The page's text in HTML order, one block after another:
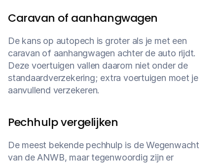
Caravan of aanhangwagen
De kans op autopech is groter als je met een
caravan of aanhangwagen achter de auto rijdt.
Deze voertuigen vallen daarom niet onder de
standaardverzekering; extra voertuigen moet je
aanvullend verzekeren.
Pechhulp vergelijken
De meest bekende pechhulp is de Wegenwacht
van de ANWB, maar tegenwoordig zijn er